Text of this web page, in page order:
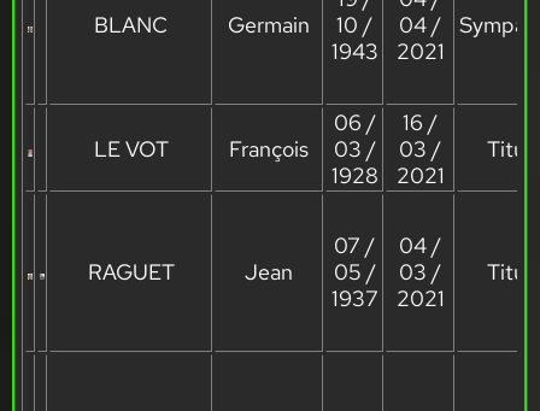
BLANC Germain
10 /
1943
04 /
2021
LE VOT François
06 /
03 /
1928
16 /
03 /
2021
RAGUET Jean
07 /
05 /
1937
04 /
03 /
2021